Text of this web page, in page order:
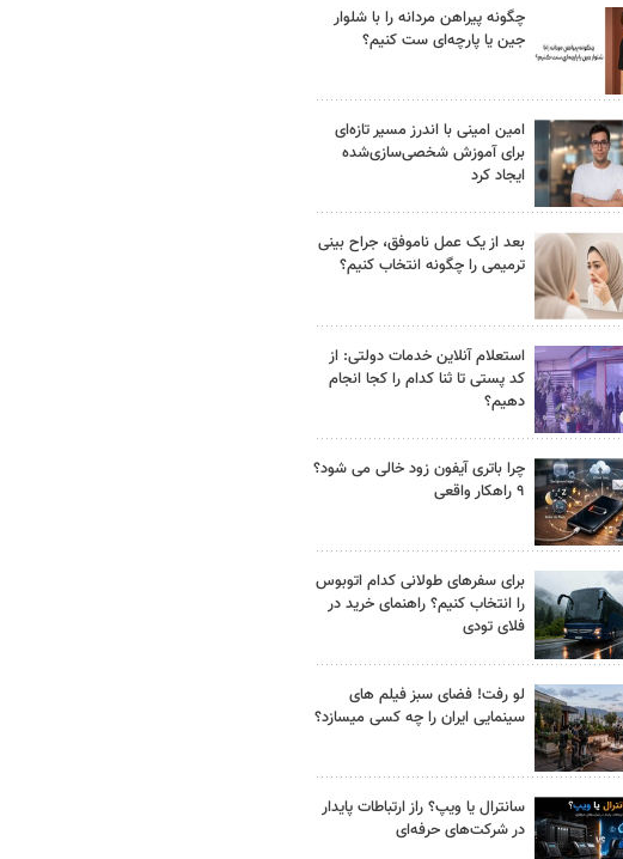
چگونه پیراهن مردانه را با شلوار
جین یا پارچه‌ای ست کنیم؟
امین امینی با اندرز مسیر تازه‌ای
برای آموزش شخصی‌سازی‌شده
ایجاد کرد
بعد از یک عمل ناموفق، جراح بینی
ترمیمی را چگونه انتخاب کنیم؟
استعلام آنلاین خدمات دولتی: از
کد پستی تا ثنا کدام را کجا انجام
دهیم؟
چرا باتری آیفون زود خالی می شود؟
۹ راهکار واقعی
برای سفرهای طولانی کدام اتوبوس
را انتخاب کنیم؟ راهنمای خرید در
فلای تودی
لو رفت! فضای سبز فیلم های
سینمایی ایران را چه کسی میسازد؟
سانترال یا ویپ؟ راز ارتباطات پایدار
در شرکت‌های حرفه‌ای